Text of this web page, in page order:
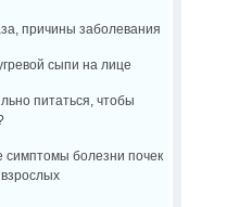
причины заболевания
сыпи на лице
питаться, чтобы
симптомы болезни почек